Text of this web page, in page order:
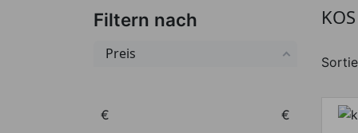
Filtern nach
Preis
Preis von
€ Preis bis
€